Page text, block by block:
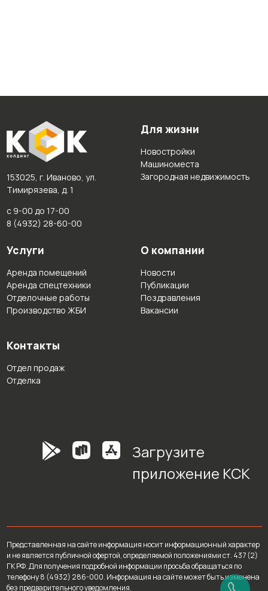
153025, г. Иваново, ул.
Тимирязева, д. 1
с 9-00 до 17-00
8 (4932) 28-60-00
Для жизни
Новостройки
Машиноместа
Загородная недвижимость
Услуги
Аренда помещений
Аренда спецтехники
Отделочные работы
Производство ЖБИ
О компании
Новости
Публикации
Поздравления
Вакансии
Контакты
Отдел продаж
Отделка
Загрузите
приложение КСК
Представленная на сайте информация носит информационный характер
и не является публичной офертой, определяемой положениями ст. 437 (2)
ГК РФ. Для получения подробной информации просьба обращаться по
телефону 8 (4932) 286-000. Информация на сайте может быть изменена
без предварительного уведомления.